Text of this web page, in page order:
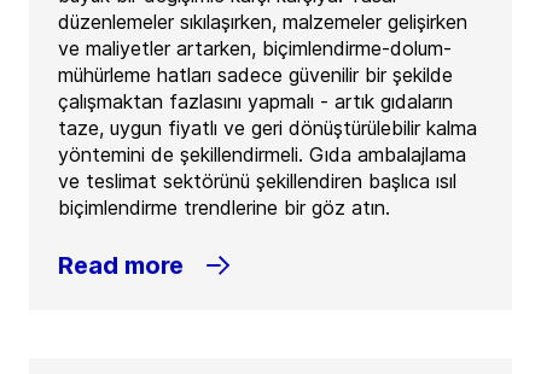
düzenlemeler sıkılaşırken, malzemeler gelişirken
ve maliyetler artarken, biçimlendirme-dolum-
mühürleme hatları sadece güvenilir bir şekilde
çalışmaktan fazlasını yapmalı - artık gıdaların
taze, uygun fiyatlı ve geri dönüştürülebilir kalma
yöntemini de şekillendirmeli. Gıda ambalajlama
ve teslimat sektörünü şekillendiren başlıca ısıl
biçimlendirme trendlerine bir göz atın.
Read more